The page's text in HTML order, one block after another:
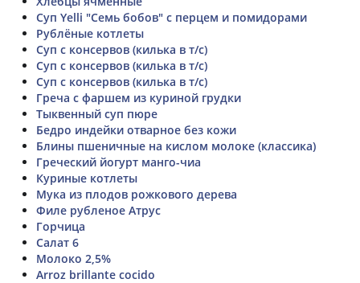
Суп Yelli "Семь бобов" с перцем и помидорами
Рублёные котлеты
Суп с консервов (килька в т/с)
Суп с консервов (килька в т/с)
Суп с консервов (килька в т/с)
Греча с фаршем из куриной грудки
Тыквенный суп пюре
Бедро индейки отварное без кожи
Блины пшеничные на кислом молоке (классика)
Греческий йогурт манго-чиа
Куриные котлеты
Мука из плодов рожкового дерева
Филе рубленое Атрус
Горчица
Салат 6
Молоко 2,5%
Arroz brillante cocido